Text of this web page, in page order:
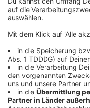
Bayern